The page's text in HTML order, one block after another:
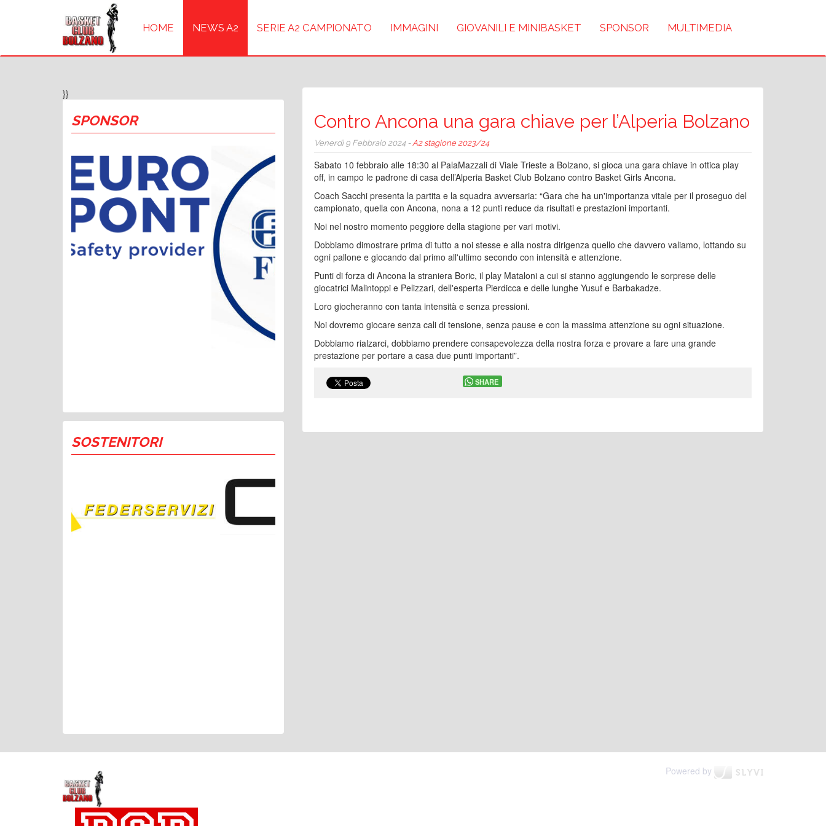
HOME NEWS A2 SERIE A2 CAMPIONATO IMMAGINI GIOVANILI E MINIBASKET SPONSOR MULTIMEDIA
}}
SPONSOR
SOSTENITORI
Contro Ancona una gara chiave per l’Alperia Bolzano
Venerdì 9 Febbraio 2024 -A2 stagione 2023/24
Sabato 10 febbraio alle 18:30 al PalaMazzali di Viale Trieste a Bolzano, si gioca una gara chiave in ottica play
off, in campo le padrone di casa dell’Alperia Basket Club Bolzano contro Basket Girls Ancona.
Coach Sacchi presenta la partita e la squadra avversaria: “Gara che ha un'importanza vitale per il proseguo del
campionato, quella con Ancona, nona a 12 punti reduce da risultati e prestazioni importanti.
Noi nel nostro momento peggiore della stagione per vari motivi.
Dobbiamo dimostrare prima di tutto a noi stesse e alla nostra dirigenza quello che davvero valiamo, lottando su
ogni pallone e giocando dal primo all'ultimo secondo con intensità e attenzione.
Punti di forza di Ancona la straniera Boric, il play Mataloni a cui si stanno aggiungendo le sorprese delle
giocatrici Malintoppi e Pelizzari, dell'esperta Pierdicca e delle lunghe Yusuf e Barbakadze.
Loro giocheranno con tanta intensità e senza pressioni.
Noi dovremo giocare senza cali di tensione, senza pause e con la massima attenzione su ogni situazione.
Dobbiamo rialzarci, dobbiamo prendere consapevolezza della nostra forza e provare a fare una grande
prestazione per portare a casa due punti importanti”.
SHARE
Powered by